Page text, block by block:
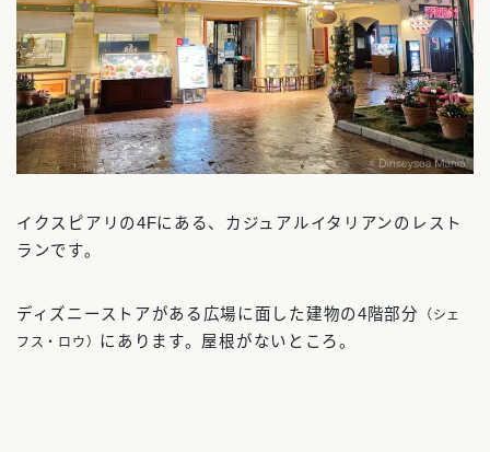
イクスピアリの4Fにある、カジュアルイタリアンのレスト
ランです。
ディズニーストアがある広場に面した建物の4階部分
（シェ
フス・ロウ） にあります。屋根がないところ。